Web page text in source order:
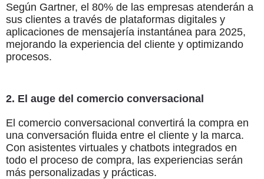
Según Gartner, el 80% de las empresas atenderán a
sus clientes a través de plataformas digitales y
aplicaciones de mensajería instantánea para 2025,
mejorando la experiencia del cliente y optimizando
procesos.
2. El auge del comercio conversacional
El comercio conversacional convertirá la compra en
una conversación fluida entre el cliente y la marca.
Con asistentes virtuales y chatbots integrados en
todo el proceso de compra, las experiencias serán
más personalizadas y prácticas.